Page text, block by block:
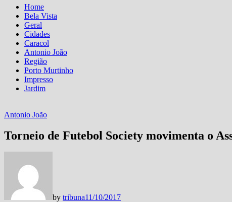
Home
Bela Vista
Geral
Cidades
Caracol
Antonio João
Região
Porto Murtinho
Impresso
Jardim
Antonio João
Torneio de Futebol Society movimenta o
by tribuna11/10/2017